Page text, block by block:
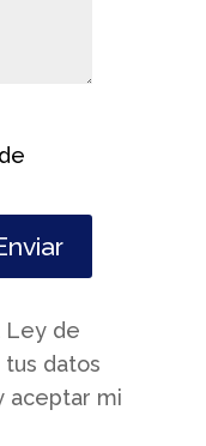
Ley de
datos
aceptar mi